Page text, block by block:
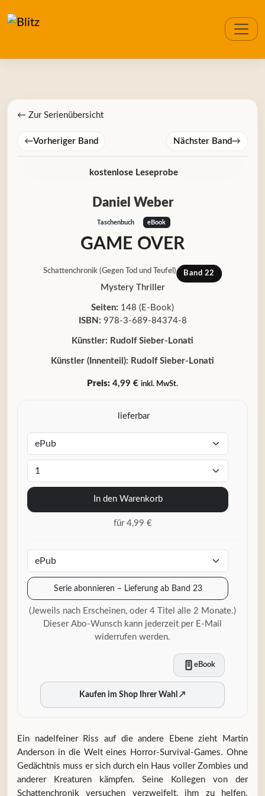
← Zur Serienübersicht
←Vorheriger Band Nächster Band→
kostenlose Leseprobe
Daniel Weber
Taschenbuch eBook
GAME OVER
Schattenchronik (Gegen Tod und Teufel) Band 22
Mystery Thriller
Seiten: 148 (E-Book)
ISBN: 978-3-689-84374-8
Künstler: Rudolf Sieber-Lonati
Künstler (Innenteil): Rudolf Sieber-Lonati
Preis: 4,99 € inkl. MwSt.
lieferbar
In den Warenkorb
für 4,99 €
Serie abonnieren – Lieferung ab Band 23
(Jeweils nach Erscheinen, oder 4 Titel alle 2 Monate.)
Dieser Abo-Wunsch kann jederzeit per E-Mail
widerrufen werden.
eBook
Kaufen im Shop Ihrer Wahl ↗
Ein nadelfeiner Riss auf die andere Ebene zieht Martin
Anderson in die Welt eines Horror-Survival-Games. Ohne
Gedächtnis muss er sich durch ein Haus voller Zombies und
anderer Kreaturen kämpfen. Seine Kollegen von der
Schattenchronik versuchen verzweifelt, ihm zu helfen.